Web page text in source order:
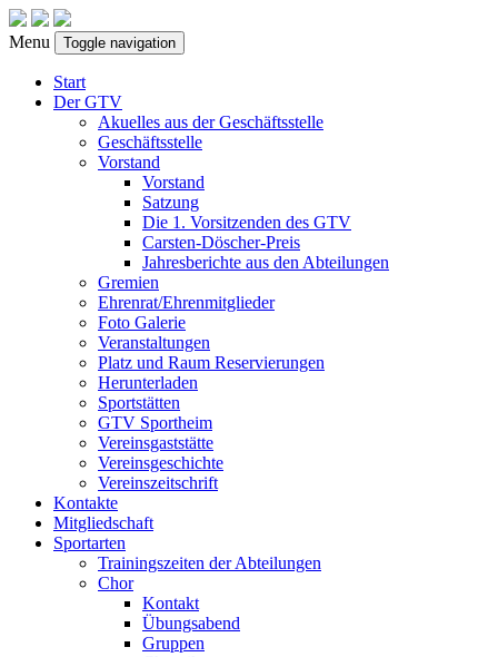
Menu Toggle navigation
Start
Der GTV
Akuelles aus der Geschäftsstelle
Geschäftsstelle
Vorstand
Vorstand
Satzung
Die 1. Vorsitzenden des GTV
Carsten-Döscher-Preis
Jahresberichte aus den Abteilungen
Gremien
Ehrenrat/Ehrenmitglieder
Foto Galerie
Veranstaltungen
Platz und Raum Reservierungen
Herunterladen
Sportstätten
GTV Sportheim
Vereinsgaststätte
Vereinsgeschichte
Vereinszeitschrift
Kontakte
Mitgliedschaft
Sportarten
Trainingszeiten der Abteilungen
Chor
Kontakt
Übungsabend
Gruppen